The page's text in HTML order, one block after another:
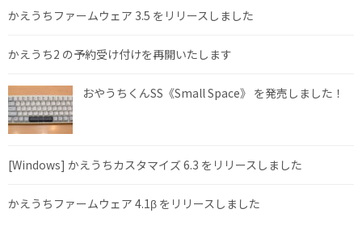
かえうちファームウェア 3.5 をリリースしました
かえうち2 の予約受け付けを再開いたします
おやうちくんSS《Small Space》 を発売しました！
[Windows] かえうちカスタマイズ 6.3 をリリースしました
かえうちファームウェア 4.1β をリリースしました